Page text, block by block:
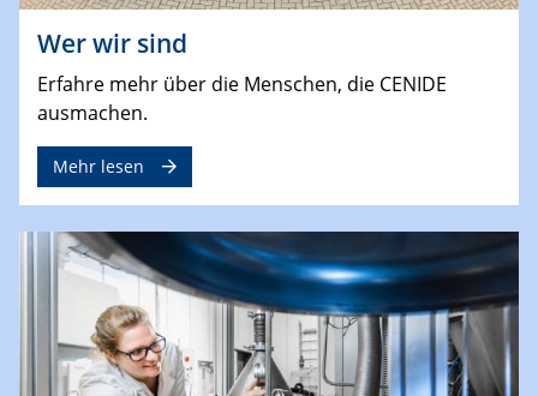
Wer wir sind
Erfahre mehr über die Menschen, die CENIDE
ausmachen.
Mehr lesen